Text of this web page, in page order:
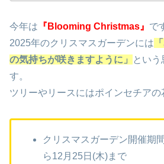
今年は 『Blooming Christmas』 で
2025年のクリスマスガーデンには
の気持ちが咲きますように」
という
す。
ツリーやリースにはポインセチアの
クリスマスガーデン開催期
ら12月25日(木)まで